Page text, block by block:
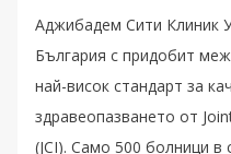
Аджибадем Сити Клиник
България с придобит
най-висок стандарт за
здравеопазването от
(JCI). Само 500 болници в